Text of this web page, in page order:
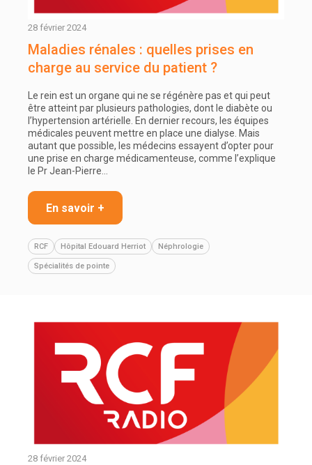
28 février 2024
Maladies rénales : quelles prises en
charge au service du patient ?
Le rein est un organe qui ne se régénère pas et qui peut
être atteint par plusieurs pathologies, dont le diabète ou
l’hypertension artérielle. En dernier recours, les équipes
médicales peuvent mettre en place une dialyse. Mais
autant que possible, les médecins essayent d’opter pour
une prise en charge médicamenteuse, comme l’explique
le Pr Jean-Pierre…
En savoir +
RCF Hôpital Edouard Herriot Néphrologie
Spécialités de pointe
28 février 2024